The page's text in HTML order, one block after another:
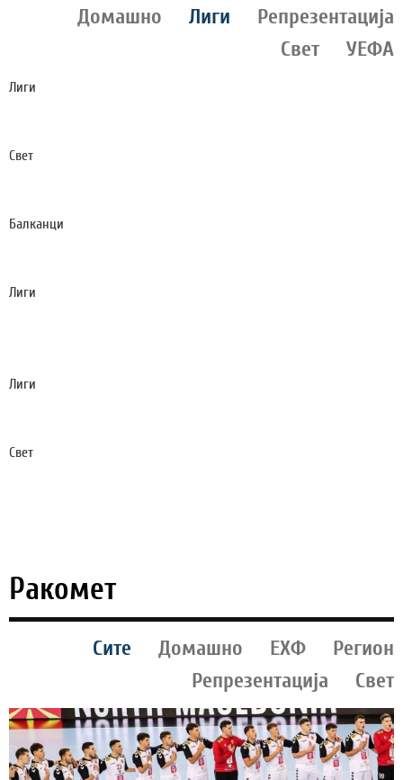
Домашно
Лиги
Репрезентација
Свет
УЕФА
Лиги
Свет
Балканци
Лиги
Лиги
Свет
Ракомет
Сите Домашно ЕХФ
Регион
Репрезентација
Свет